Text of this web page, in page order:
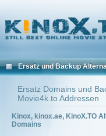
Ersatz und Backup
Ersatz Domains und
Movie4k.to Addressen
Kinox, kinox.ae, KinoX.TO
Domains